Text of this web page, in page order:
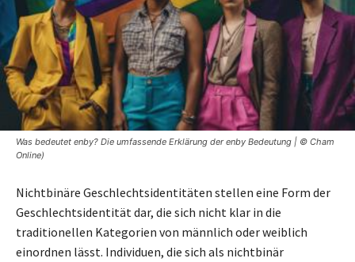
Was bedeutet enby? Die umfassende Erklärung der enby Bedeutung | © Cham
Online)
Nichtbinäre Geschlechtsidentitäten stellen eine Form der
Geschlechtsidentität dar, die sich nicht klar in die
traditionellen Kategorien von männlich oder weiblich
einordnen lässt. Individuen, die sich als nichtbinär